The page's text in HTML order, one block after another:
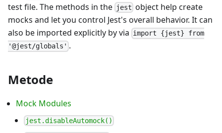
test file. The methods in the jest object help create
mocks and let you control Jest's overall behavior. It can
also be imported explicitly by via import {jest} from
'@jest/globals' .
Metode
Mock Modules
jest.disableAutomock()